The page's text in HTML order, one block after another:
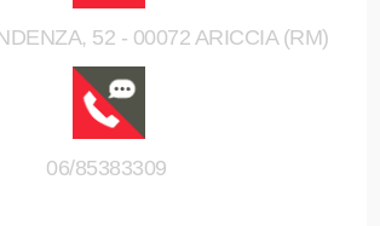
52 - 00072 ARICCIA (RM)
06/85383309